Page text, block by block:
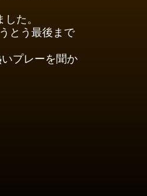
た。
とう最後まで
プレーを聞か